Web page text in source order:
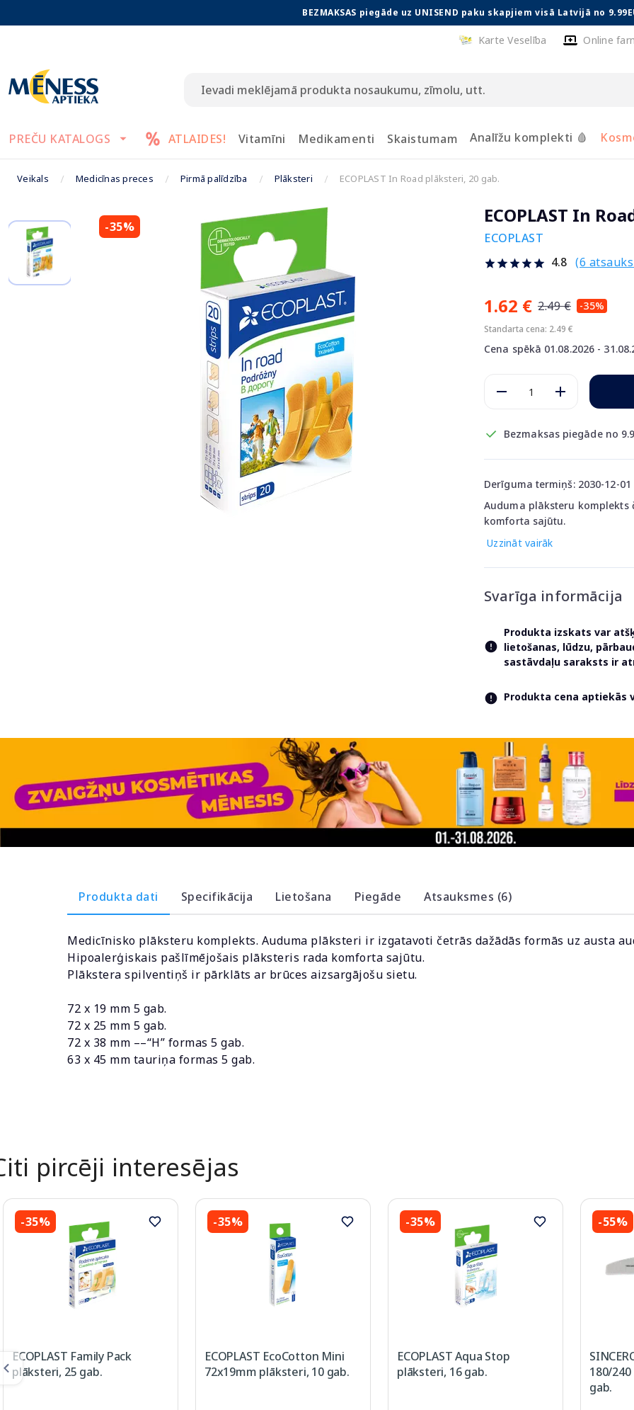
BEZMAKSAS piegāde uz UNISEND paku skapjiem visā Latvijā no
Karte Veselība Online
PREČU KATALOGS ATLAIDES! Vitamīni Medikamenti Skaistumam Analīžu komplekti 🩸
Veikals Medicīnas preces Pirmā palīdzība Plāksteri ECOPLAST In Road plāksteri, 20 gab.
-35% ECOPLAST In
ECOPLAST
4.8 (6
1.62 € 2.49 € -35%
Standarta cena: 2.49 €
Cena spēkā 01.08.2026 -
Bezmaksas piegāde no
Derīguma termiņš: 2030-12-01
Auduma plāksteru komplekts
komforta sajūtu.
Uzzināt vairāk
Svarīga informācija
Produkta izskats var
lietošanas, lūdzu,
sastāvdaļu saraksts ir
Produkta cena aptiekās
Produkta dati Specifikācija Lietošana Piegāde Atsauksmes (6)
Medicīnisko plāksteru komplekts. Auduma plāksteri ir izgatavoti četrās dažādās formās uz austa
Hipoalerģiskais pašlīmējošais plāksteris rada komforta sajūtu.
Plākstera spilventiņš ir pārklāts ar brūces aizsargājošu sietu.
72 x 19 mm 5 gab.
72 x 25 mm 5 gab.
72 x 38 mm ––“H” formas 5 gab.
63 x 45 mm tauriņa formas 5 gab.
pircēji interesējas
-35%
ECOPLAST Family Pack
plāksteri, 25 gab.
-35%
ECOPLAST EcoCotton Mini
72x19mm plāksteri, 10 gab.
-35%
ECOPLAST Aqua Stop
plāksteri, 16 gab.
-55%
180/
gab.